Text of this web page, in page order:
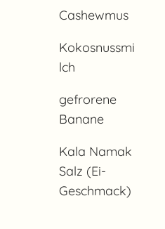
Cashewmus
Kokosnussmi
lch
gefrorene
Banane
Kala Namak
Salz (Ei-
Geschmack)